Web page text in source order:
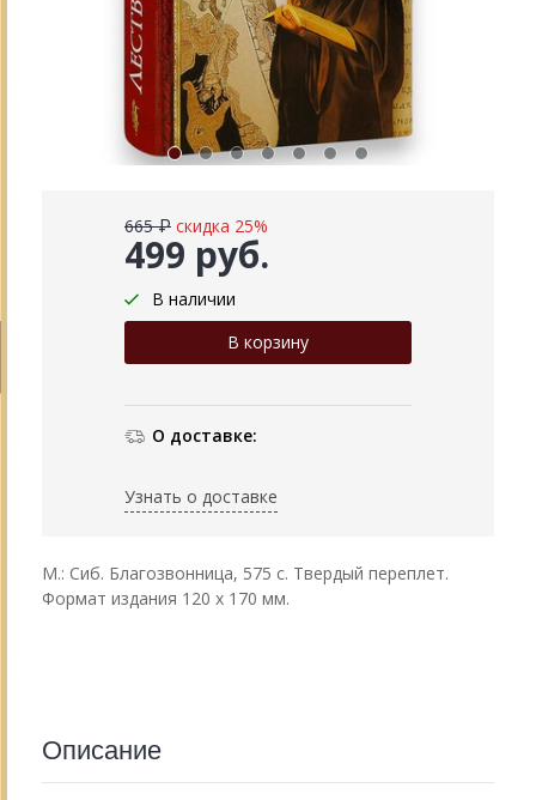
499 руб.
665 ₽ скидка 25%
В наличии
О доставке:
Узнать о доставке
М.: Сиб. Благозвонница, 575 с. Твердый переплет.
Формат издания 120 х 170 мм.
Описание